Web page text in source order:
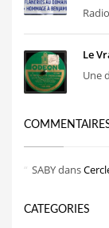
Le
Une
SABYdans
CATEGORIES